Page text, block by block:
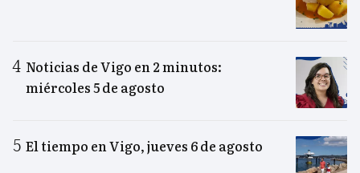
Noticias de Vigo en 2 minutos:
miércoles 5 de agosto
El tiempo en Vigo, jueves 6 de agosto